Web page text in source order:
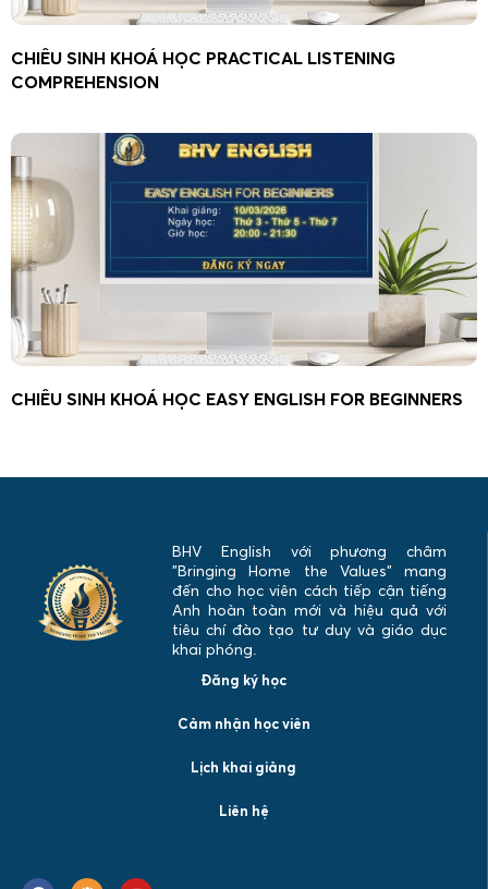
CHIÊU SINH KHOÁ HỌC PRACTICAL LISTENING
COMPREHENSION
CHIÊU SINH KHOÁ HỌC EASY ENGLISH FOR BEGINNERS
BHV English với phương châm
"Bringing Home the Values" mang
đến cho học viên cách tiếp cận tiếng
Anh hoàn toàn mới và hiệu quả với
tiêu chí đào tạo tư duy và giáo dục
khai phóng.
Đăng ký học
Cảm nhận học viên
Lịch khai giảng
Liên hệ